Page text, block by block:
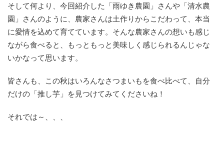
そして何より、今回紹介した「雨ゆき農園」さんや「清水農
園」さんのように、農家さんは土作りからこだわって、本当
に愛情を込めて育てています。そんな農家さんの想いも感じ
ながら食べると、もっともっと美味しく感じられるんじゃな
いかなって思います。
皆さんも、この秋はいろんなさつまいもを食べ比べて、自分
だけの「推し芋」を見つけてみてくださいね！
それでは～、、、